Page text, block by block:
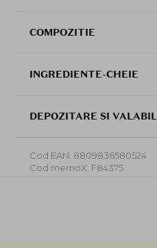
look-ul natural si
protejeaza pielea
uniformizeaza
Mod de utilizare:
COMPOZITIE
INGREDIENTE-CHEIE
DEPOZITARE SI
Cod EAN: 8809836580524
Cod memoX: F84375